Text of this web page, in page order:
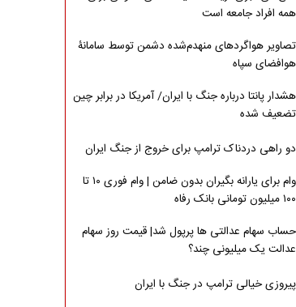
همه افراد جامعه است
تصاویر هواگردهای منهدم‌شده دشمن توسط سامانۀ
هوافضای سپاه
هشدار پانتا درباره جنگ با ایران/ آمریکا در برابر چین
تضعیف شده
دو راهی دردناک ترامپ برای خروج از جنگ ایران
وام برای یارانه بگیران بدون ضامن | وام فوری ۱۰ تا
۱۰۰ میلیون تومانی بانک رفاه
حساب سهام عدالتی ها پرپول شد| قیمت روز سهام
عدالت یک میلیونی چند؟
پیروزی خیالی ترامپ در جنگ با ایران